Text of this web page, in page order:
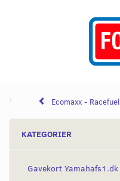
Ecomaxx - Racefuel
KATEGORIER
Gavekort Yamahafs1.dk